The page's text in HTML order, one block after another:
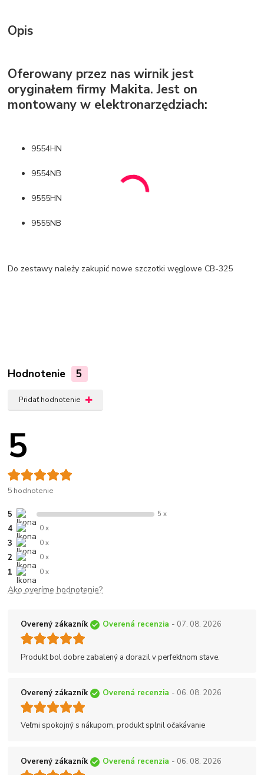
Opis
Oferowany przez nas wirnik jest
oryginałem firmy Makita. Jest on
montowany w elektronarzędziach:
9554HN
9554NB
9555HN
9555NB
Do zestawy należy zakupić nowe szczotki węglowe CB-325
Hodnotenie 5
Pridať hodnotenie
5
5 hodnotenie
5 5 x
4 0 x
3 0 x
2 0 x
1 0 x
Ako overíme hodnotenie?
Overený zákazník Overená recenzia - 07. 08. 2026
Produkt bol dobre zabalený a dorazil v perfektnom stave.
Overený zákazník Overená recenzia - 06. 08. 2026
Veľmi spokojný s nákupom, produkt splnil očakávanie
Overený zákazník Overená recenzia - 06. 08. 2026